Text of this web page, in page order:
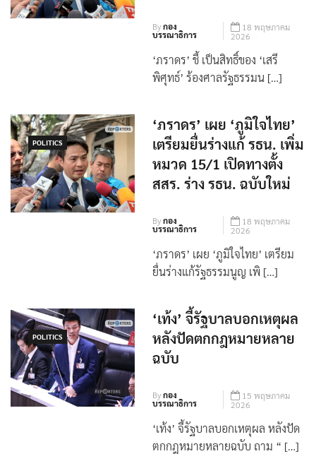
Byกอง
บรรณาธิการ
18 พฤษภาคม
2026
‘ภราดร’ ชี้ เป็นสิทธิ์ของ ‘เสรี
พิศุทธ์’ ร้องศาลรัฐธรรมน […]
POLITICS
‘ภราดร’ เผย ‘ภูมิใจไทย’
เตรียมยื่นร่างแก้ รธน. เพิ่ม
หมวด 15/1 เปิดทางตั้ง
สสร. ร่าง รธน. ฉบับใหม่
Byกอง
บรรณาธิการ
18 พฤษภาคม
2026
‘ภราดร’ เผย ‘ภูมิใจไทย’ เตรียม
ยื่นร่างแก้รัฐธรรมนูญ เพิ […]
POLITICS
‘เท้ง’ จี้รัฐบาลบอกเหตุผล
หลังปัดตกกฎหมายหลาย
ฉบับ
Byกอง
บรรณาธิการ
15 พฤษภาคม
2026
‘เท้ง’ จี้รัฐบาลบอกเหตุผล หลังปัด
ตกกฎหมายหลายฉบับ ถาม “ […]